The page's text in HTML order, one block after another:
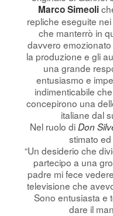
Marco Simeoli
repliche eseguite
che manterrò in
davvero
la produzione e gli
una grande
entusiasmo e
indimenticabile
concepirono una
italiane dal
Nel ruolo di Don
stimato
“Un desiderio che
partecipo a una
padre mi fece
televisione che
Sono entusiasta e
dare il